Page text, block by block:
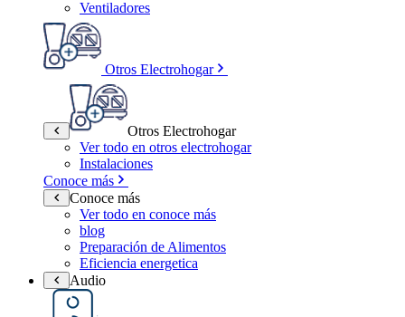
Ventiladores
Otros Electrohogar
Otros Electrohogar
Ver todo en otros electrohogar
Instalaciones
Conoce más
Conoce más
Ver todo en conoce más
blog
Preparación de Alimentos
Eficiencia energetica
Audio